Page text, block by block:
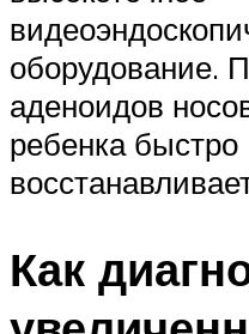
оборудование.
аденоидов
ребенка быстро
Как